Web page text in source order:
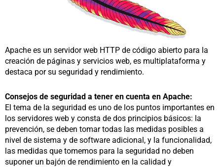
Apache es un servidor web HTTP de código abierto para la
creación de páginas y servicios web, es multiplataforma y
destaca por su seguridad y rendimiento.
Consejos de seguridad a tener en cuenta en Apache:
El tema de la seguridad es uno de los puntos importantes en
los servidores web y consta de dos principios básicos: la
prevención, se deben tomar todas las medidas posibles a
nivel de sistema y de software adicional, y la funcionalidad,
las medidas que tomemos para la seguridad no deben
suponer un bajón de rendimiento en la calidad y